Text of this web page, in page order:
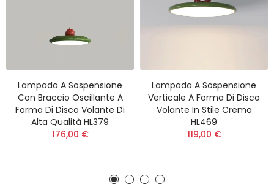
Lampada A Sospensione
Con Braccio Oscillante A
Forma Di Disco Volante Di
Alta Qualità HL379
176,00 €
Lampada A Sospensione
Verticale A Forma Di Disco
Volante In Stile Crema
HL469
119,00 €